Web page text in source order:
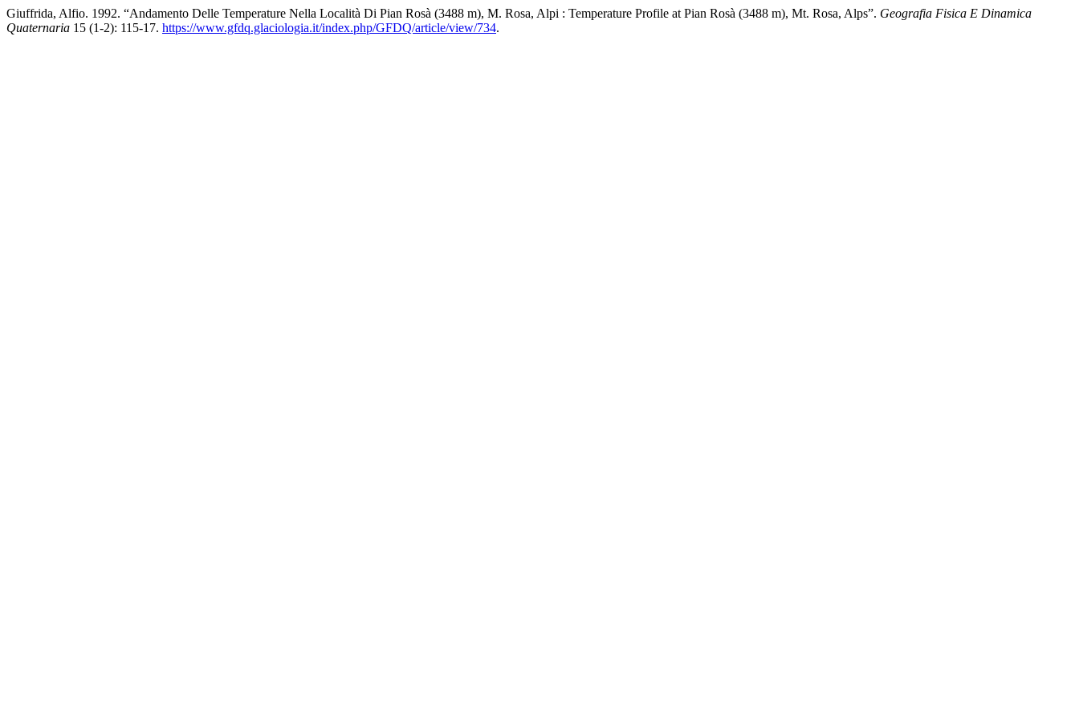
Giuffrida, Alfio. 1992. “Andamento Delle Temperature Nella Località Di Pian Rosà (3488 m), M. Rosa, Alpi : Temperature Profile at Pian Rosà (3488 m), Mt. Rosa, Alps”. Geografia Fisica E Dinamica
Quaternaria 15 (1-2): 115-17. https://www.gfdq.glaciologia.it/index.php/GFDQ/article/view/734.